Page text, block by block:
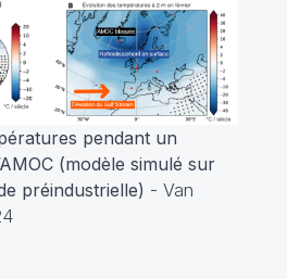
pendant un
(modèle simulé sur
préindustrielle) - Van